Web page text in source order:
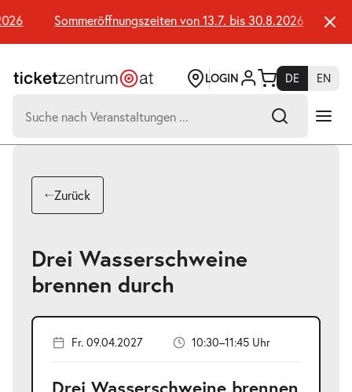
Seiteninhalt
springen
Sommeröffnungszeiten von 13.7. bis 30.8.2026
LOGIN DE
EN
nach:
Suchtreffer:
Zurück
Drei Wasserschweine
brennen durch
Fr. 09.04.2027 10:30–11:45 Uhr
Drei Wasserschweine brennen